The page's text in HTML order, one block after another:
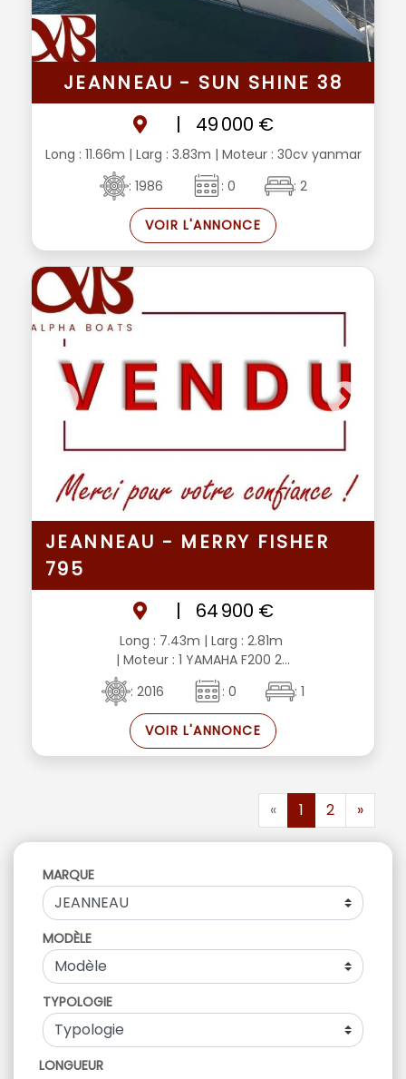
JEANNEAU - SUN SHINE 38
|
49 000 €
Long : 11.66m | Larg : 3.83m | Moteur : 30cv yanmar
: 1986
: 0 : 2
VOIR L'ANNONCE
JEANNEAU - MERRY FISHER
795
|
64 900 €
Long : 7.43m | Larg : 2.81m
| Moteur : 1 YAMAHA F200 2...
: 2016
: 0 : 1
VOIR L'ANNONCE
« 1 2 »
MARQUE
MODÈLE
TYPOLOGIE
LONGUEUR